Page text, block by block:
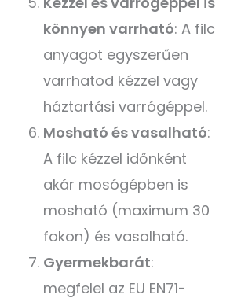
könnyen varrható: A filc
anyagot egyszerűen
varrhatod kézzel vagy
háztartási varrógéppel.
Mosható és vasalható:
A filc kézzel időnként
akár mosógépben is
mosható (maximum 30
fokon) és vasalható.
Gyermekbarát:
megfelel az EU EN71-